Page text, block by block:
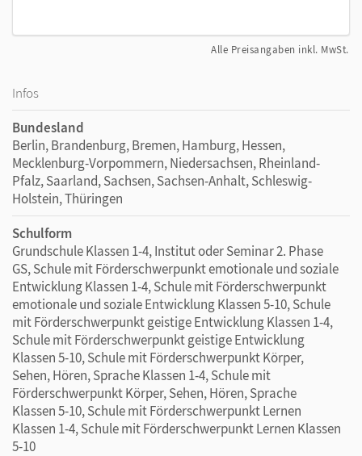
Alle Preisangaben inkl. MwSt.
Infos
Bundesland
Berlin, Brandenburg, Bremen, Hamburg, Hessen,
Mecklenburg-Vorpommern, Niedersachsen, Rheinland-
Pfalz, Saarland, Sachsen, Sachsen-Anhalt, Schleswig-
Holstein, Thüringen
Schulform
Grundschule Klassen 1-4, Institut oder Seminar 2. Phase
GS, Schule mit Förderschwerpunkt emotionale und soziale
Entwicklung Klassen 1-4, Schule mit Förderschwerpunkt
emotionale und soziale Entwicklung Klassen 5-10, Schule
mit Förderschwerpunkt geistige Entwicklung Klassen 1-4,
Schule mit Förderschwerpunkt geistige Entwicklung
Klassen 5-10, Schule mit Förderschwerpunkt Körper,
Sehen, Hören, Sprache Klassen 1-4, Schule mit
Förderschwerpunkt Körper, Sehen, Hören, Sprache
Klassen 5-10, Schule mit Förderschwerpunkt Lernen
Klassen 1-4, Schule mit Förderschwerpunkt Lernen Klassen
5-10